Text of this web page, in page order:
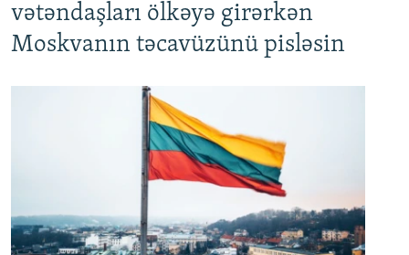
vətəndaşları ölkəyə girərkən
Moskvanın təcavüzünü pisləsin